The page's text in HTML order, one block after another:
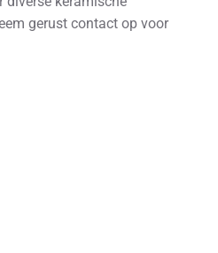
gerust contact op voor